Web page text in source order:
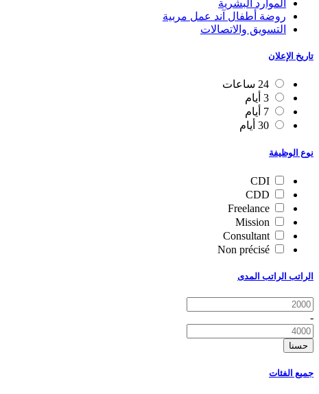
الموارد البشرية
روضة أطفال آند عمل مربية
التسويق والاتصالات
تاريخ الإعلان
24 ساعات
3 أيام
7 أيام
30 أيام
نوع الوظيفة
CDI
CDD
Freelance
Mission
Consultant
Non précisé
الراتب الراتب المدى
-
حسنا
جميع الفئات